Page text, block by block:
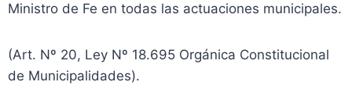
Ministro de Fe en todas las actuaciones municipales.
(Art. Nº 20, Ley Nº 18.695 Orgánica Constitucional
de Municipalidades).